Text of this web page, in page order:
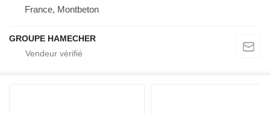
France, Montbeton
GROUPE HAMECHER